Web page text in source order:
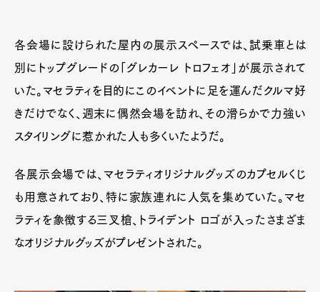
各会場に設けられた屋内の展示スペースでは、試乗車とは
別にトップグレードの「グレカーレ トロフェオ」が展示されて
いた。マセラティを目的にこのイベントに足を運んだクルマ好
きだけでなく、週末に偶然会場を訪れ、その滑らかで力強い
スタイリングに惹かれた人も多くいたようだ。
各展示会場では、マセラティオリジナルグッズのカプセルくじ
も用意されており、特に家族連れに人気を集めていた。マセ
ラティを象徴する三叉槍、トライデント ロゴが入ったさまざま
なオリジナルグッズがプレゼントされた。